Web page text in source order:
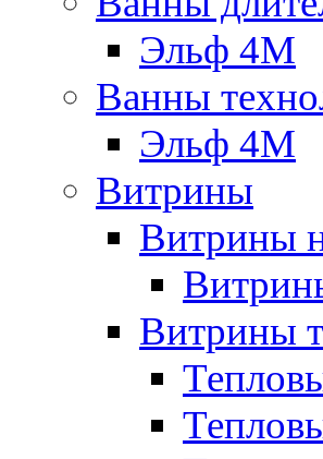
Эльф 4М
Ванны
Эльф 4М
Витрины
Витрины
Витрины